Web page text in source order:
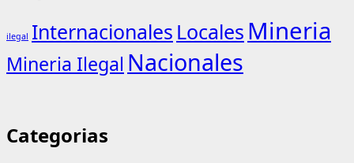
ilegal Internacionales Locales Mineria
Mineria Ilegal Nacionales
Categorias